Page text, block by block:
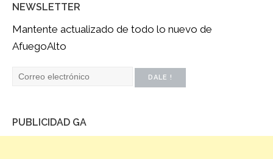
NEWSLETTER
Mantente actualizado de todo lo nuevo de
AfuegoAlto
PUBLICIDAD GA